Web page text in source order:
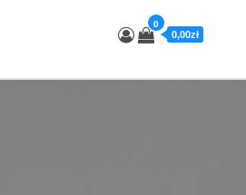
0
0,00zł